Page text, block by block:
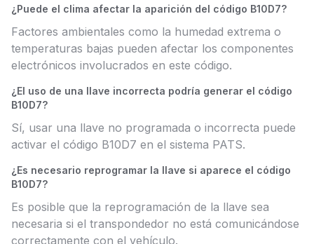
¿Puede el clima afectar la aparición del código B10D7?
Factores ambientales como la humedad extrema o
temperaturas bajas pueden afectar los componentes
electrónicos involucrados en este código.
¿El uso de una llave incorrecta podría generar el código
B10D7?
Sí, usar una llave no programada o incorrecta puede
activar el código B10D7 en el sistema PATS.
¿Es necesario reprogramar la llave si aparece el código
B10D7?
Es posible que la reprogramación de la llave sea
necesaria si el transpondedor no está comunicándose
correctamente con el vehículo.